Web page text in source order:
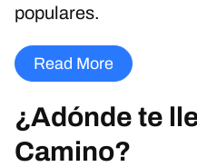
populares.
Read More
¿Adónde te
Camino?